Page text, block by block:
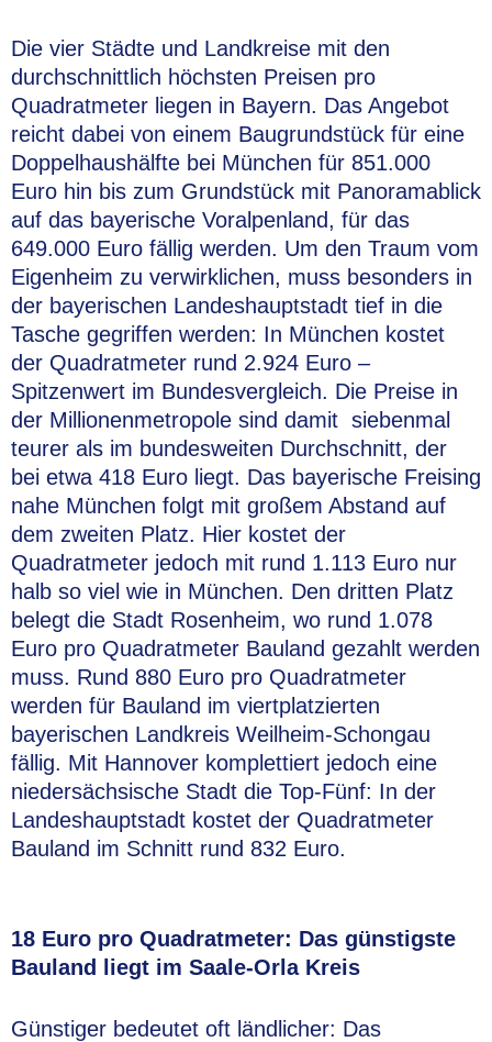
Die vier Städte und Landkreise mit den
durchschnittlich höchsten Preisen pro
Quadratmeter liegen in Bayern. Das Angebot
reicht dabei von einem Baugrundstück für eine
Doppelhaushälfte bei München für 851.000
Euro hin bis zum Grundstück mit Panoramablick
auf das bayerische Voralpenland, für das
649.000 Euro fällig werden. Um den Traum vom
Eigenheim zu verwirklichen, muss besonders in
der bayerischen Landeshauptstadt tief in die
Tasche gegriffen werden: In München kostet
der Quadratmeter rund 2.924 Euro –
Spitzenwert im Bundesvergleich. Die Preise in
der Millionenmetropole sind damit siebenmal
teurer als im bundesweiten Durchschnitt, der
bei etwa 418 Euro liegt. Das bayerische Freising
nahe München folgt mit großem Abstand auf
dem zweiten Platz. Hier kostet der
Quadratmeter jedoch mit rund 1.113 Euro nur
halb so viel wie in München. Den dritten Platz
belegt die Stadt Rosenheim, wo rund 1.078
Euro pro Quadratmeter Bauland gezahlt werden
muss. Rund 880 Euro pro Quadratmeter
werden für Bauland im viertplatzierten
bayerischen Landkreis Weilheim-Schongau
fällig. Mit Hannover komplettiert jedoch eine
niedersächsische Stadt die Top-Fünf: In der
Landeshauptstadt kostet der Quadratmeter
Bauland im Schnitt rund 832 Euro.
18 Euro pro Quadratmeter: Das günstigste
Bauland liegt im Saale-Orla Kreis
Günstiger bedeutet oft ländlicher: Das